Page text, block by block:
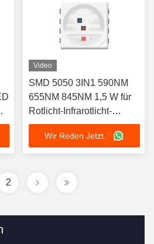
Video
SMD 5050 3IN1 590NM
655NM 845NM 1,5 W für
Rotlicht-Infrarotlicht-
Schönheitsgerät
Wir Reden Jetzt. '
2